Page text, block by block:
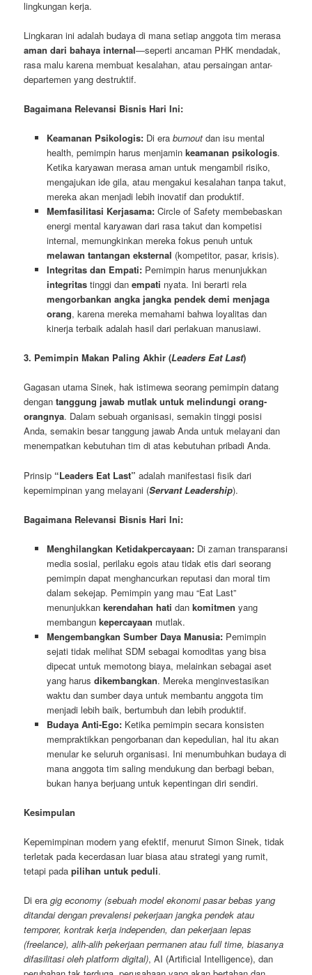
lingkungan kerja.
Lingkaran ini adalah budaya di mana setiap anggota tim merasa
aman dari bahaya internal—seperti ancaman PHK mendadak,
rasa malu karena membuat kesalahan, atau persaingan antar-
departemen yang destruktif.
Bagaimana Relevansi Bisnis Hari Ini:
Keamanan Psikologis:Di era burnoutdan isu mental
health, pemimpin harus menjamin keamanan psikologis.
Ketika karyawan merasa aman untuk mengambil risiko,
mengajukan ide gila, atau mengakui kesalahan tanpa takut,
mereka akan menjadi lebih inovatif dan produktif.
Memfasilitasi Kerjasama:Circle of Safety membebaskan
energi mental karyawan dari rasa takut dan kompetisi
internal, memungkinkan mereka fokus penuh untuk
melawan tantangan eksternal (kompetitor, pasar, krisis).
Integritas dan Empati:Pemimpin harus menunjukkan
integritastinggi dan empati nyata. Ini berarti rela
mengorbankan angka jangka pendek demi menjaga
orang, karena mereka memahami bahwa loyalitas dan
kinerja terbaik adalah hasil dari perlakuan manusiawi.
3. Pemimpin Makan Paling Akhir (Leaders Eat Last)
Gagasan utama Sinek, hak istimewa seorang pemimpin datang
dengantanggung jawab mutlak untuk melindungi orang-
orangnya. Dalam sebuah organisasi, semakin tinggi posisi
Anda, semakin besar tanggung jawab Anda untuk melayani dan
menempatkan kebutuhan tim di atas kebutuhan pribadi Anda.
Prinsip “Leaders Eat Last” adalah manifestasi fisik dari
kepemimpinan yang melayani (Servant Leadership).
Bagaimana Relevansi Bisnis Hari Ini:
Menghilangkan Ketidakpercayaan:Di zaman transparansi
media sosial, perilaku egois atau tidak etis dari seorang
pemimpin dapat menghancurkan reputasi dan moral tim
dalam sekejap. Pemimpin yang mau “Eat Last”
menunjukkan kerendahan hati dan komitmen yang
membangun kepercayaan mutlak.
Mengembangkan Sumber Daya Manusia:Pemimpin
sejati tidak melihat SDM sebagai komoditas yang bisa
dipecat untuk memotong biaya, melainkan sebagai aset
yang harus dikembangkan. Mereka menginvestasikan
waktu dan sumber daya untuk membantu anggota tim
menjadi lebih baik, bertumbuh dan lebih produktif.
Budaya Anti-Ego:Ketika pemimpin secara konsisten
mempraktikkan pengorbanan dan kepedulian, hal itu akan
menular ke seluruh organisasi. Ini menumbuhkan budaya di
mana anggota tim saling mendukung dan berbagi beban,
bukan hanya berjuang untuk kepentingan diri sendiri.
Kesimpulan
Kepemimpinan modern yang efektif, menurut Simon Sinek, tidak
terletak pada kecerdasan luar biasa atau strategi yang rumit,
tetapi padapilihan untuk peduli.
Di eragig economy (sebuah model ekonomi pasar bebas yang
ditandai dengan prevalensi pekerjaan jangka pendek atau
temporer, kontrak kerja independen, dan pekerjaan lepas
(freelance), alih-alih pekerjaan permanen atau full time, biasanya
difasilitasi oleh platform digital), AI (Artificial Intelligence), dan